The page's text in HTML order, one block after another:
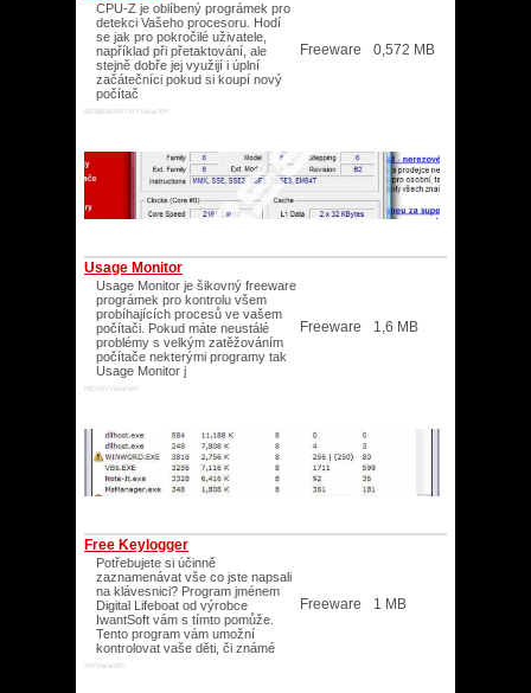
CPU-Z je oblíbený prográmek pro
detekci Vašeho procesoru. Hodí
se jak pro pokročilé uživatele,
například při přetaktování, ale
stejně dobře jej využijí i úplní
začátečníci pokud si koupí nový
počítač
95/98/ME/NT/XP/Vista/XP/
Freeware 0,572 MB
Usage Monitor
Usage Monitor je šikovný freeware
prográmek pro kontrolu všem
probíhajících procesů ve vašem
počítači. Pokud máte neustálé
problémy s velkým zatěžováním
počítače nekterými programy tak
Usage Monitor j
ME/XP/Vista/XP/
Freeware 1,6 MB
Free Keylogger
Potřebujete si účinně
zaznamenávat vše co jste napsali
na klávesnici? Program jménem
Digital Lifeboat od výrobce
IwantSoft vám s tímto pomůže.
Tento program vám umožní
kontrolovat vaše děti, či známé
XP/Vista/XP/
Freeware 1 MB